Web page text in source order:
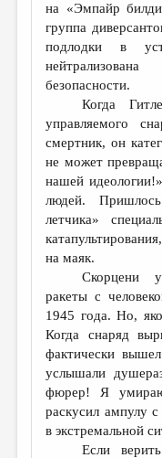
на «Эмпайр
группа
подлодки в
безопасности.
Когда
управляемого
смертник, он
не может
нашей
людей.
летчика»
на маяк.
Скорцени
ракеты с
1945 года. Но,
Когда снаряд
фактически
услышали
фюрер! Я
раскусил ампулу
в экстремальной
Если